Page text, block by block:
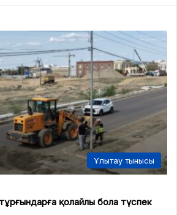
Ұлытау тынысы
қолайлы бола түспек